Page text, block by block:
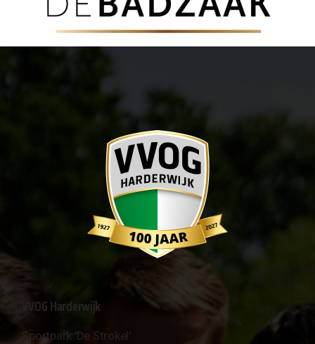
VVOG Harderwijk
Sportpark 'De Strokel'